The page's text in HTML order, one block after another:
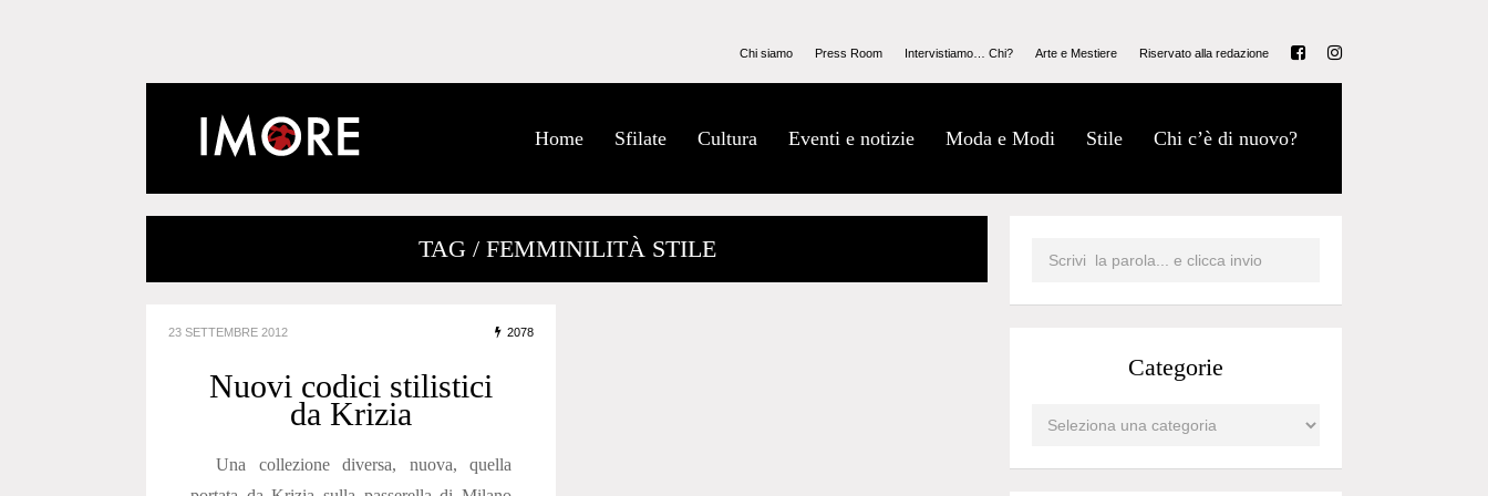
Chi siamo Press Room Intervistiamo… Chi? Arte e Mestiere Riservato alla redazione
Home Sfilate Cultura Eventi e notizie Moda e Modi Stile Chi c’è di nuovo?
TAG / FEMMINILITÀ STILE
23 SETTEMBRE 2012 2078
Nuovi codici stilistici
da Krizia
Una collezione diversa, nuova, quella
Categorie